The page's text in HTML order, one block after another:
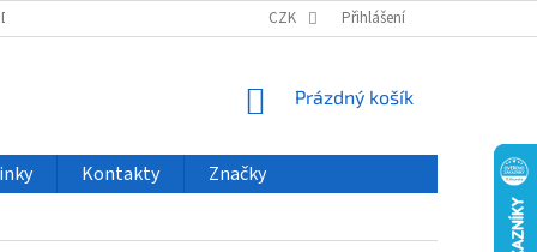
VELKOOBCHOD ČASTO KLADENÉ DOTAZY
CZK Přihlášení
NÁKUPNÍ
Prázdný košík
Kontakty Značky